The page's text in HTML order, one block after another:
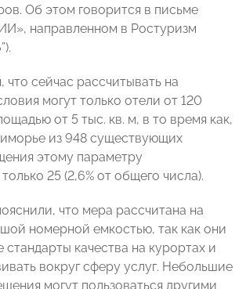
Об этом говорится в письме
направленном в Ростуризм
что сейчас рассчитывать на
могут только отели от 120
от 5 тыс. кв. м, в то время как,
из 948 существующих
этому параметру
25 (2,6% от общего числа).
что мера рассчитана на
номерной емкостью, так как они
стандарты качества на курортах и
вокруг сферу услуг. Небольшие
могут пользоваться другими